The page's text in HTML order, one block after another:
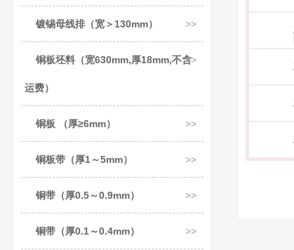
镀锡母线排（宽＞130mm）
铜板坯料（宽630mm,厚18mm,不含
运费）
铜板 （厚≥6mm）
铜板带（厚1～5mm）
铜带（厚0.5～0.9mm）
铜带（厚0.1～0.4mm）